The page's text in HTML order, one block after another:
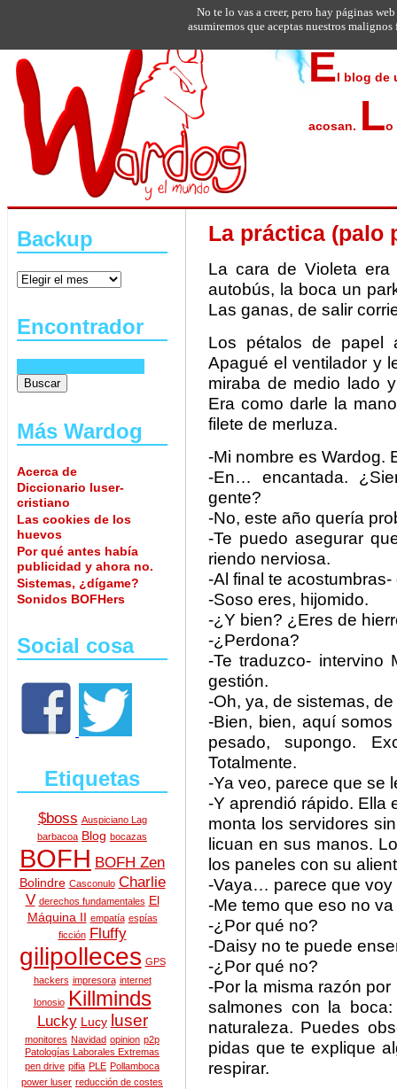
El blog de
acosan. Lo
Backup
Encontrador
Más Wardog
Acerca de
Diccionario luser-
cristiano
Las cookies de los
huevos
Por qué antes había
publicidad y ahora no.
Sistemas, ¿dígame?
Sonidos BOFHers
Social cosa
Etiquetas
$boss Auspiciano Lag
barbacoa Blog bocazas
BOFH BOFH Zen
Bolindre Casconulo Charlie
V derechos fundamentales El
Máquina II empatía espías
ficción
Fluffy
gilipolleces GPS
hackers impresora internet
Ionosio Killminds
Lucky Lucy luser
monitores Navidad opinion p2p
Patologías Laborales Extremas
pen drive pifia PLE Pollamboca
power luser reducción de costes
La práctica (palo
La cara de Violeta
autobús, la boca un
Las ganas, de salir
Los pétalos de papel
Apagué el ventilador y
miraba de medio lado
Era como darle la
filete de merluza.
-Mi nombre es Wardog.
-En… encantada.
gente?
-No, este año quería
-Te puedo asegurar
riendo nerviosa.
-Al final te
-Soso eres, hijomido.
-¿Y bien? ¿Eres de
-¿Perdona?
-Te traduzco-
gestión.
-Oh, ya, de sistemas,
-Bien, bien, aquí
pesado, supongo.
Totalmente.
-Ya veo, parece que se
-Y aprendió rápido. Ella
monta los servidores
licuan en sus manos.
los paneles con su
-Vaya… parece que voy
-Me temo que eso no
-¿Por qué no?
-Daisy no te puede
-¿Por qué no?
-Por la misma razón
salmones con la
naturaleza. Puedes
pidas que te explique
respirar.
No te lo vas a creer, pero hay páginas
asumiremos que aceptas nuestros